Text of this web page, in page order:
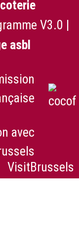
V3.0 |
asbl
avec